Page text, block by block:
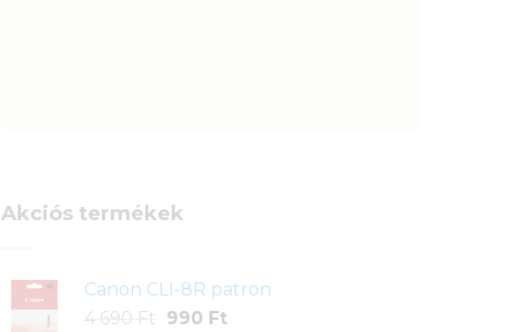
Akciós termékek
Canon CLI-8R patron
4 690 Ft
Original
990 FtCurrent